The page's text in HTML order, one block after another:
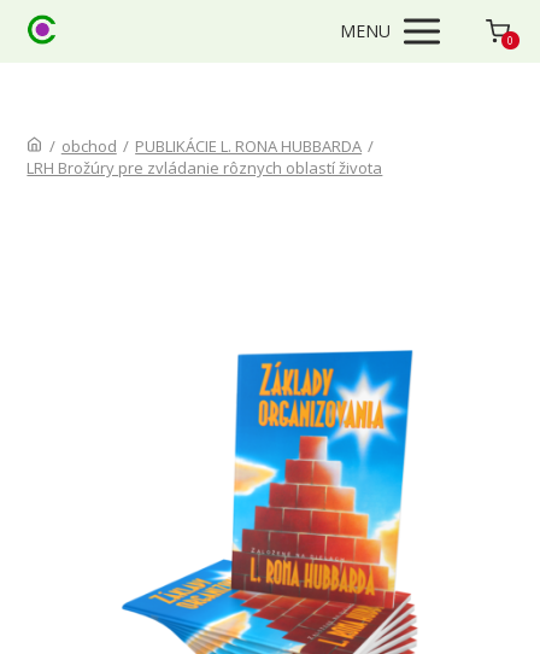
MENU 0
/ obchod / PUBLIKÁCIE L. RONA HUBBARDA /
LRH Brožúry pre zvládanie rôznych oblastí života